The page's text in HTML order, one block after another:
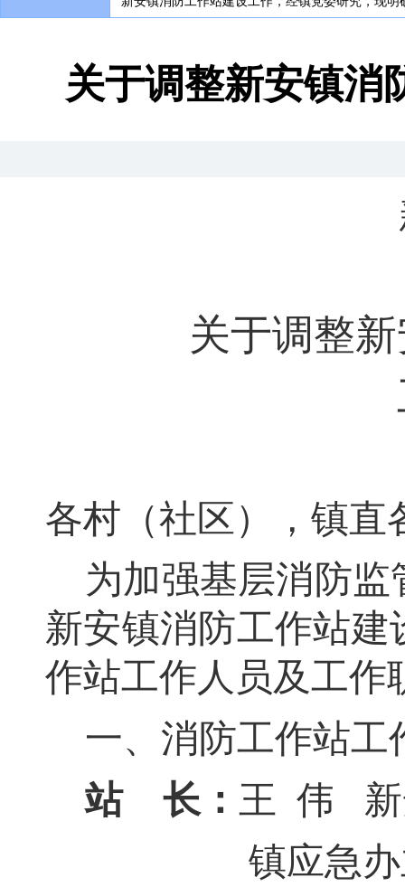
关于调整新安镇消
关于调整
各村（社区） ， 镇直
为加强基层消防监
新安镇消防工作站建
作站工作人员及工作
一、消防工作站工
站
长： 王 伟
镇应急